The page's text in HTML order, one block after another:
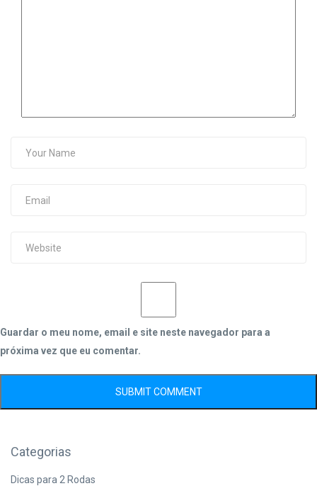
Guardar o meu nome, email e site neste navegador para a
próxima vez que eu comentar.
Categorias
Dicas para 2 Rodas